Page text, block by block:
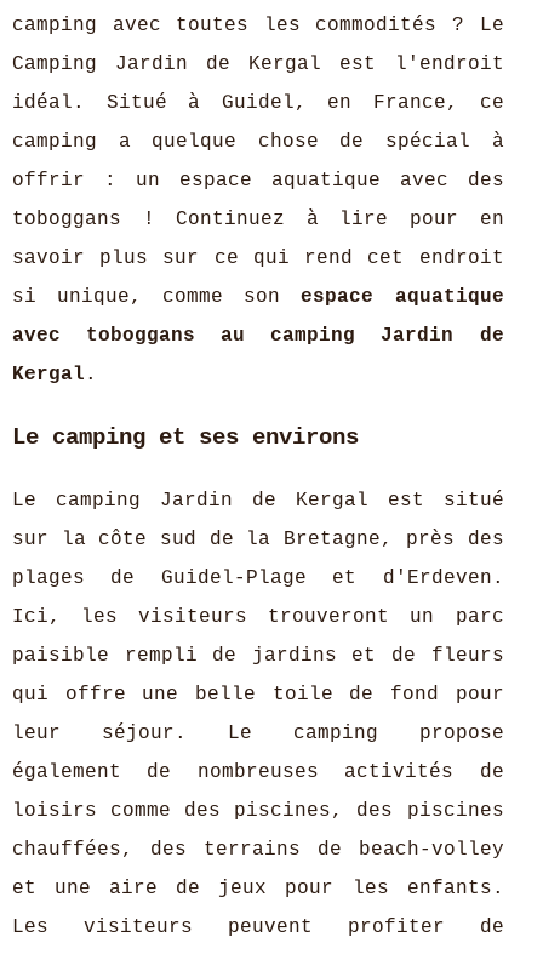
camping avec toutes les commodités ? Le
Camping Jardin de Kergal est l'endroit
idéal. Situé à Guidel, en France, ce
camping a quelque chose de spécial à
offrir : un espace aquatique avec des
toboggans ! Continuez à lire pour en
savoir plus sur ce qui rend cet endroit
si unique, comme sonespace aquatique
avec toboggans au camping Jardin de
Kergal .
Le camping et ses environs
Le camping Jardin de Kergal est situé
sur la côte sud de la Bretagne, près des
plages de Guidel-Plage et d'Erdeven.
Ici, les visiteurs trouveront un parc
paisible rempli de jardins et de fleurs
qui offre une belle toile de fond pour
leur séjour. Le camping propose
également de nombreuses activités de
loisirs comme des piscines, des piscines
chauffées, des terrains de beach-volley
et une aire de jeux pour les enfants.
Les visiteurs peuvent profiter de